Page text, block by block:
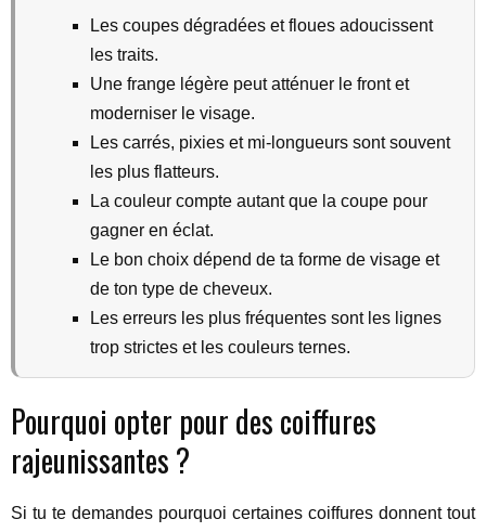
Les coupes dégradées et floues adoucissent
les traits.
Une frange légère peut atténuer le front et
moderniser le visage.
Les carrés, pixies et mi-longueurs sont souvent
les plus flatteurs.
La couleur compte autant que la coupe pour
gagner en éclat.
Le bon choix dépend de ta forme de visage et
de ton type de cheveux.
Les erreurs les plus fréquentes sont les lignes
trop strictes et les couleurs ternes.
Pourquoi opter pour des coiffures
rajeunissantes ?
Si tu te demandes pourquoi certaines coiffures donnent tout